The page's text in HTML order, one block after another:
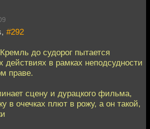
#292
до судорог пытается
действиях в рамках неподсудности
праве.
сцену и дурацкого фильма,
в очечках плют в рожу, а он такой,